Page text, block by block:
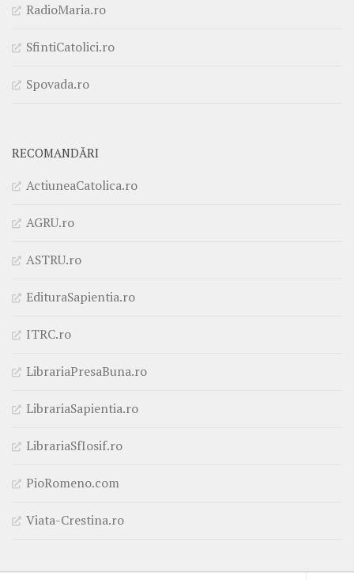
RadioMaria.ro
SfintiCatolici.ro
Spovada.ro
RECOMANDĂRI
ActiuneaCatolica.ro
AGRU.ro
ASTRU.ro
EdituraSapientia.ro
ITRC.ro
LibrariaPresaBuna.ro
LibrariaSapientia.ro
LibrariaSfIosif.ro
PioRomeno.com
Viata-Crestina.ro